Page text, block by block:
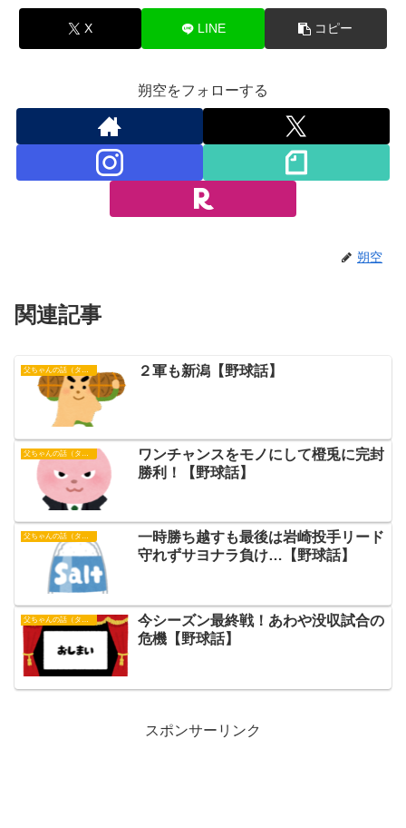
X LINE コピー
朔空をフォローする
朔空
関連記事
父ちゃんの話（タイガース） ２軍も新潟【野球話】
ワンチャンスをモノにして橙兎に完封
勝利！【野球話】
父ちゃんの話（タイガース）
一時勝ち越すも最後は岩崎投手リード
守れずサヨナラ負け…【野球話】
父ちゃんの話（タイガース）
今シーズン最終戦！あわや没収試合の
危機【野球話】
スポンサーリンク